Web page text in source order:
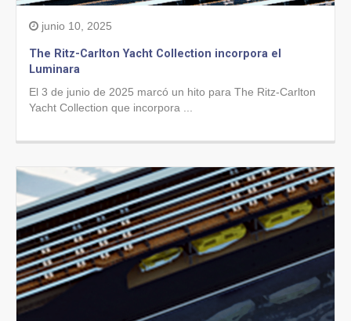
junio 10, 2025
The Ritz-Carlton Yacht Collection incorpora el
Luminara
El 3 de junio de 2025 marcó un hito para The Ritz-Carlton
Yacht Collection que incorpora ...